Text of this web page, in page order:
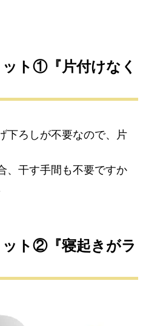
ト①『片付けなく
下ろしが不要なので、片
、干す手間も不要ですか
ト②『寝起きがラ